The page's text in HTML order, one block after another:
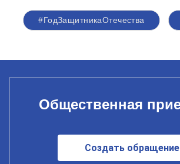
#ГодЗащитникаОтечества
Общественная
Создать обращение